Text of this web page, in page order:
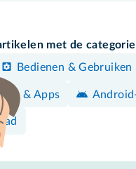
met de
Bedienen & Gebruiken
& Apps